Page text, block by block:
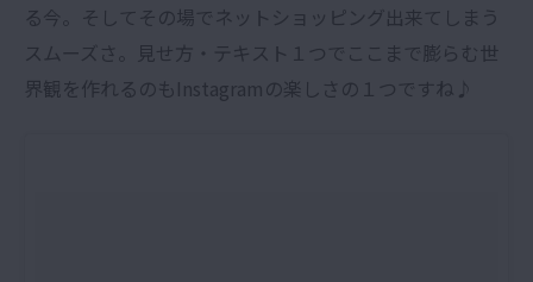
る今。そしてその場でネットショッピング出来てしまう
スムーズさ。見せ方・テキスト１つでここまで膨らむ世
界観を作れるのもInstagramの楽しさの１つですね♪